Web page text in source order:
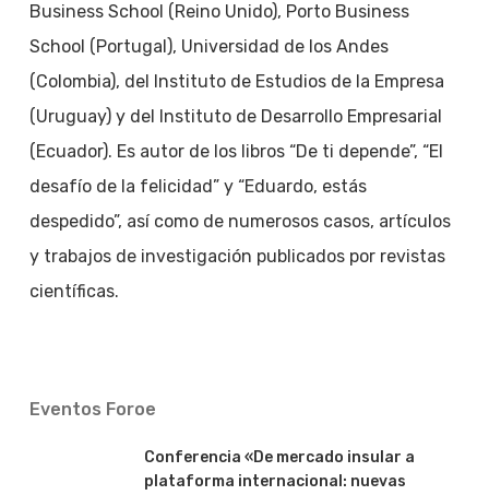
Business School (Reino Unido), Porto Business
School (Portugal), Universidad de los Andes
(Colombia), del Instituto de Estudios de la Empresa
(Uruguay) y del Instituto de Desarrollo Empresarial
(Ecuador). Es autor de los libros “De ti depende”, “El
desafío de la felicidad” y “Eduardo, estás
despedido”, así como de numerosos casos, artículos
y trabajos de investigación publicados por revistas
científicas.
Eventos Foroe
Conferencia «De mercado insular a
plataforma internacional: nuevas